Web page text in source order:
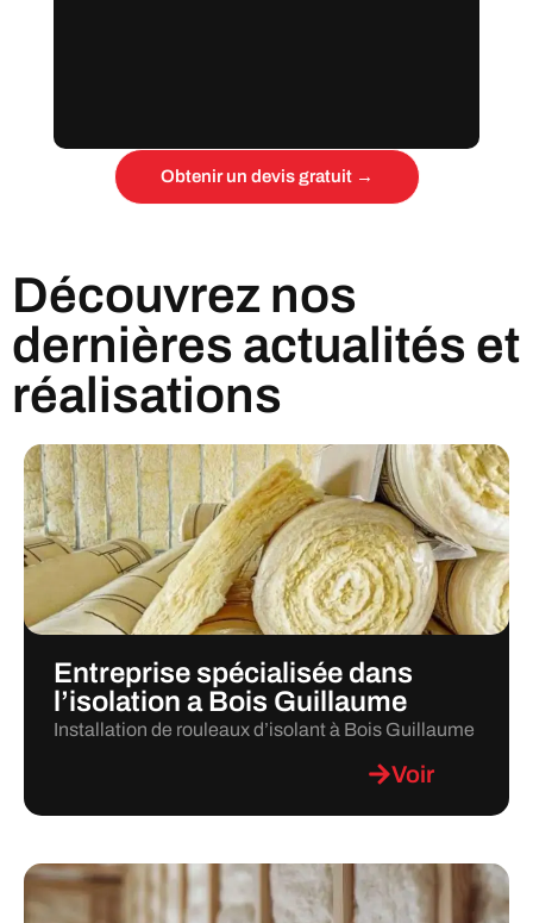
Obtenir un devis gratuit →
Découvrez nos
dernières actualités et
réalisations
Entreprise spécialisée dans
l’isolation a Bois Guillaume
Installation de rouleaux d’isolant à Bois Guillaume
Voir